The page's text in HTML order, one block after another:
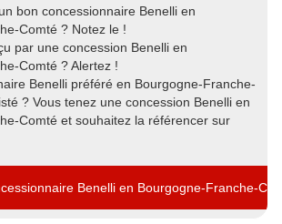
bon concessionnaire Benelli en
Comté ? Notez le !
par une concession Benelli en
Comté ? Alertez !
Benelli préféré en Bourgogne-Franche-
? Vous tenez une concession Benelli en
Comté et souhaitez la référencer sur
Benelli en Bourgogne-Franche-